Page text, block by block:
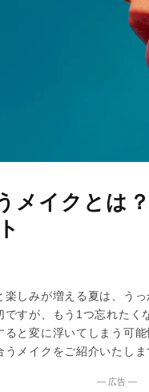
メイクとは
しみが増える夏は、う
すが、もう1つ忘れたく
ると変に浮いてしまう可
メイクをご紹介いたしま
― 広告 ―